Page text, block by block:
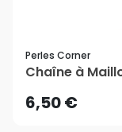
Perles Corner
Chaîne à
6,50 €